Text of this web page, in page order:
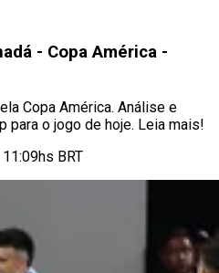
- Copa América -
Copa América. Análise e
o jogo de hoje. Leia mais!
BRT